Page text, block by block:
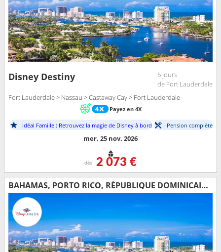
Disney Destiny
6 jours
de Fort Lauderdale
Fort Lauderdale > Nassau > Castaway Cay > Fort Lauderdale
Payez en 4X
Idéal Famille : Retrouvez la magie de Disney à bord Pension complète
mer. 25 nov. 2026
dès 2 073 €
BAHAMAS, PORTO RICO, RÉPUBLIQUE DOMINICAINE, ÉTATS-UNIS